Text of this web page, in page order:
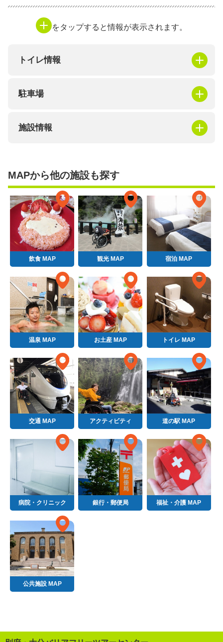
をタップすると情報が表示されます。
トイレ情報
駐車場
施設情報
MAPから他の施設も探す
飲食 MAP 観光 MAP 宿泊 MAP
温泉 MAP お土産 MAP トイレ MAP
交通 MAP アクティビティ 道の駅 MAP
病院・クリニック 銀行・郵便局 福祉・介護 MAP
公共施設 MAP